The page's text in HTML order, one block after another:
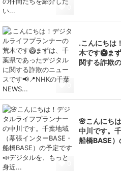
0
0
.こんにちは
木です🥝ま
関する詐欺
0
🌸こんにち
中川です。
船橋BASE